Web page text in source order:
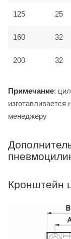
125 25
160 32
200 32
Примечание:
менеджеру
Кронштейн